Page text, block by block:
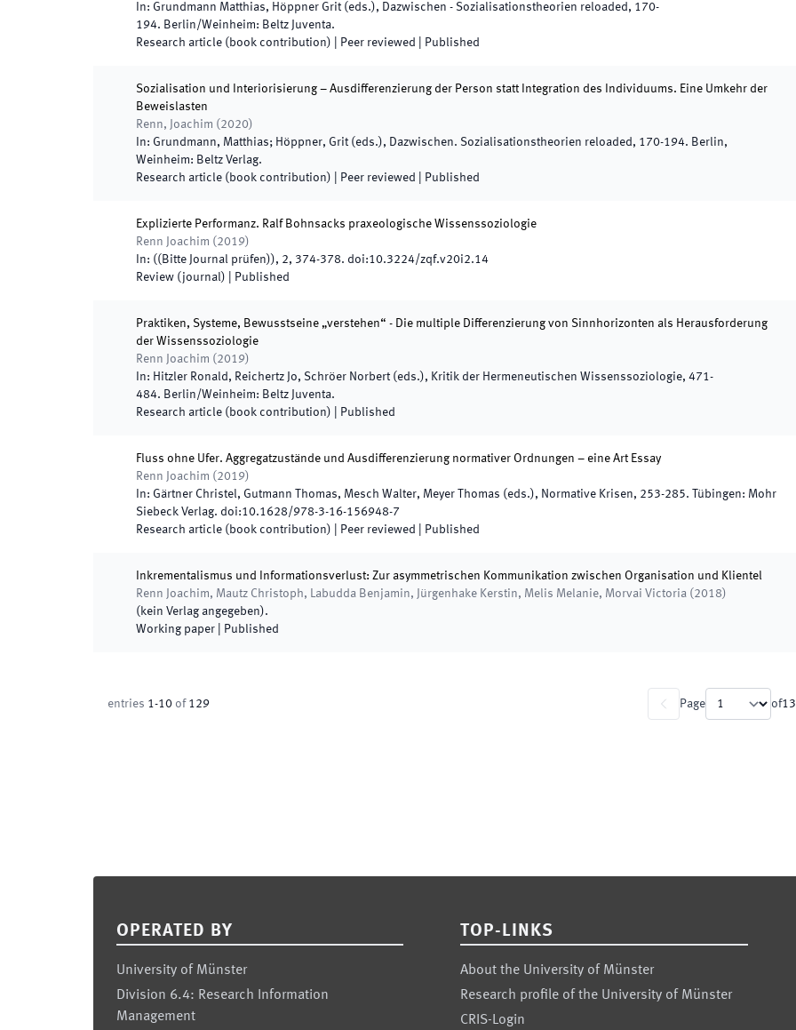
In: Grundmann Matthias, Höppner Grit (eds.), Dazwischen - Sozialisationstheorien reloaded, 170-
194. Berlin/Weinheim: Beltz Juventa.
Research article (book contribution) | Peer reviewed Published
Sozialisation und Interiorisierung – Ausdifferenzierung der Person statt Integration des Individuums. Eine Umkehr der
Beweislasten
Renn, Joachim ( 2020)
In: Grundmann, Matthias; Höppner, Grit (eds.), Dazwischen. Sozialisationstheorien reloaded, 170-194. Berlin,
Weinheim: Beltz Verlag.
Research article (book contribution) | Peer reviewed Published
Explizierte Performanz. Ralf Bohnsacks praxeologische Wissenssoziologie
Renn Joachim ( 2019)
In: ((Bitte Journal prüfen)), 2, 374-378. doi:10.3224/zqf.v20i2.14
Review (journal)
Published
Praktiken, Systeme, Bewusstseine „verstehen“ - Die multiple Differenzierung von Sinnhorizonten als Herausforderung
der Wissenssoziologie
Renn Joachim ( 2019)
In: Hitzler Ronald, Reichertz Jo, Schröer Norbert (eds.), Kritik der Hermeneutischen Wissenssoziologie, 471-
484. Berlin/Weinheim: Beltz Juventa.
Research article (book contribution)
Published
Fluss ohne Ufer. Aggregatzustände und Ausdifferenzierung normativer Ordnungen – eine Art Essay
Renn Joachim ( 2019)
In: Gärtner Christel, Gutmann Thomas, Mesch Walter, Meyer Thomas (eds.), Normative Krisen, 253-285. Tübingen: Mohr
Siebeck Verlag. doi:10.1628/978-3-16-156948-7
Research article (book contribution) | Peer reviewed Published
Inkrementalismus und Informationsverlust: Zur asymmetrischen Kommunikation zwischen Organisation und Klientel
Renn Joachim, Mautz Christoph, Labudda Benjamin, Jürgenhake Kerstin, Melis Melanie, Morvai Victoria ( 2018)
( kein Verlag angegeben).
Working paper
Published
entries 1-10 of 129 Page of13
OPERATED BY
University of Münster
Division 6.4: Research Information
Management
TOP-LINKS
About the University of Münster
Research profile of the University of Münster
CRIS-Login